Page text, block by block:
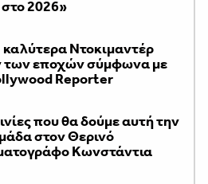
2026»
καλύτερα Ντοκιμαντέρ
των εποχών σύμφωνα με
Reporter
που θα δούμε αυτή την
στον Θερινό
Κωνστάντια